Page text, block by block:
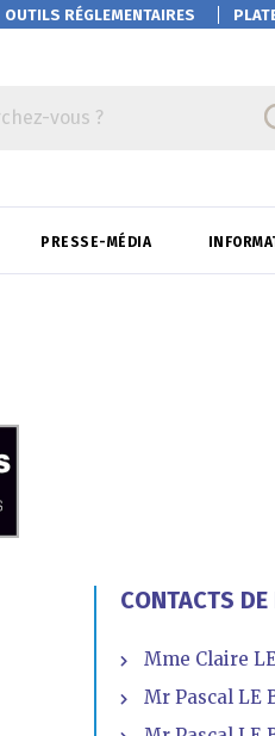
OUTILS RÉGLEMENTAIRES
vous ?
PRESSE-MÉDIA
CONTACTS
Mme Claire
Mr Pascal LE